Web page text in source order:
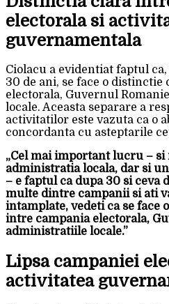
electorala si
guvernamentala
Ciolacu a evidentiat faptul
30 de ani, se face o
electorala, Guvernul
locale. Aceasta separare a
activitatilor este vazuta ca o
concordanta cu asteptarile
„Cel mai important lucru – si
administratia locala, dar si
– e faptul ca dupa 30 si ceva
multe dintre campanii si ati
intamplate, vedeti ca se face
intre campania electorala,
administratiile locale.”
Lipsa campaniei
activitatea